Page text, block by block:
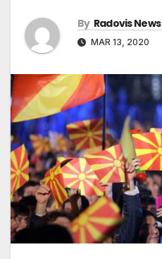
By Radovis News
MAR 13, 2020